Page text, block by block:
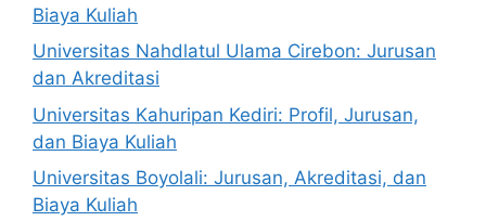
Biaya Kuliah
Universitas Nahdlatul Ulama Cirebon: Jurusan
dan Akreditasi
Universitas Kahuripan Kediri: Profil, Jurusan,
dan Biaya Kuliah
Universitas Boyolali: Jurusan, Akreditasi, dan
Biaya Kuliah